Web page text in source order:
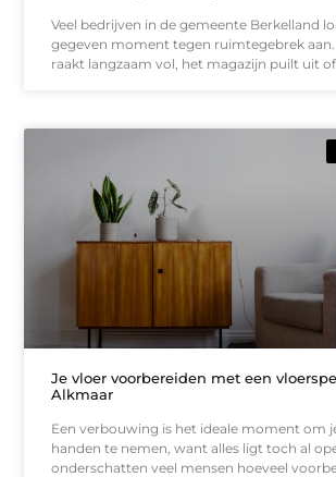
Veel bedrijven in de gemeente Berkelland
gegeven moment tegen ruimtegebrek
raakt langzaam vol, het magazijn puilt uit
Je vloer voorbereiden met een
Alkmaar
Een verbouwing is het ideale moment om
handen te nemen, want alles ligt toch al
onderschatten veel mensen hoeveel